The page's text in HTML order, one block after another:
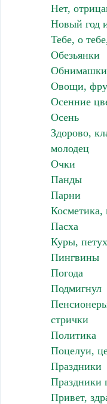
Нет,
Новый год
Тебе, о
Обезьянки
Обнимашки
Овощи,
Осенние
Осень
Здорово,
молодец
Очки
Панды
Парни
Пасха
Куры,
Пингвины
Погода
Подмигнул
стрички
Политика
Поцелуи,
Праздники
Праздники
Привет,